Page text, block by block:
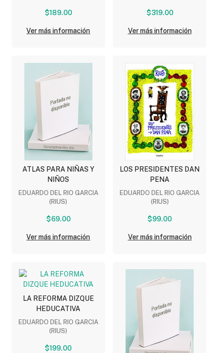
$189.00
Ver más información
$319.00
Ver más información
ATLAS PARA NIÑAS Y
NIÑOS
EDUARDO DEL RIO GARCIA
(RIUS)
$69.00
Ver más información
LOS PRESIDENTES DAN
PENA
EDUARDO DEL RIO GARCIA
(RIUS)
$99.00
Ver más información
LA REFORMA DIZQUE
HEDUCATIVA
EDUARDO DEL RIO GARCIA
(RIUS)
$199.00